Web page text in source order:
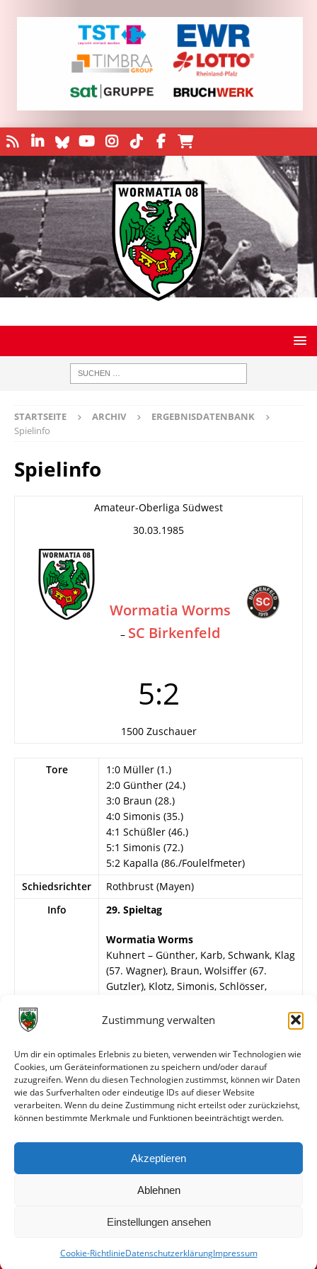
Zustimmung verwalten
Um dir ein optimales Erlebnis zu bieten, verwenden wir Technologien wie
Cookies, um Geräteinformationen zu speichern und/oder darauf
zuzugreifen. Wenn du diesen Technologien zustimmst, können wir Daten
wie das Surfverhalten oder eindeutige IDs auf dieser Website
verarbeiten. Wenn du deine Zustimmung nicht erteilst oder zurückziehst,
können bestimmte Merkmale und Funktionen beeinträchtigt werden.
Akzeptieren
Ablehnen
Einstellungen ansehen
Cookie-RichtlinieDatenschutzerklärungImpressum
STARTSEITE ARCHIV
ERGEBNISDATENBANK
Spielinfo
Spielinfo
Amateur-Oberliga Südwest
30.03.1985
Wormatia Worms
– SC Birkenfeld
5:2
1500 Zuschauer
Tore
1:0 Müller (1.)
2:0 Günther (24.)
3:0 Braun (28.)
4:0 Simonis (35.)
4:1 Schüßler (46.)
5:1 Simonis (72.)
5:2 Kapalla (86./Foulelfmeter)
Schiedsrichter
Rothbrust (Mayen)
Info
29. Spieltag
Wormatia Worms
Kuhnert – Günther, Karb, Schwank, Klag
(57. Wagner), Braun, Wolsiffer (67.
Gutzler), Klotz, Simonis, Schlösser,
SC Birkenfeld
Pick, Jahn, Ossen, Kapalla, Schwarz (72.
Maul), Schüßler, Lennartz.
Alle bisherigen Partien der beiden Mannschaften
anzeigen
© VfR Wormatia Worms